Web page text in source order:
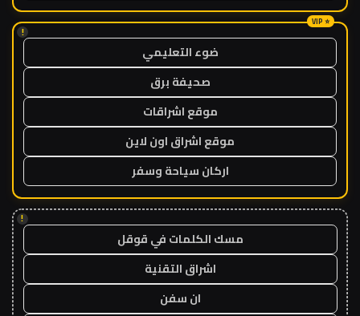
!
ضوء التعليمي
صحيفة برق
موقع اشراقات
موقع اشراق اون لاين
اركان سياحة وسفر
!
مسك الكلمات في قوقل
اشراق التقنية
ان سفن